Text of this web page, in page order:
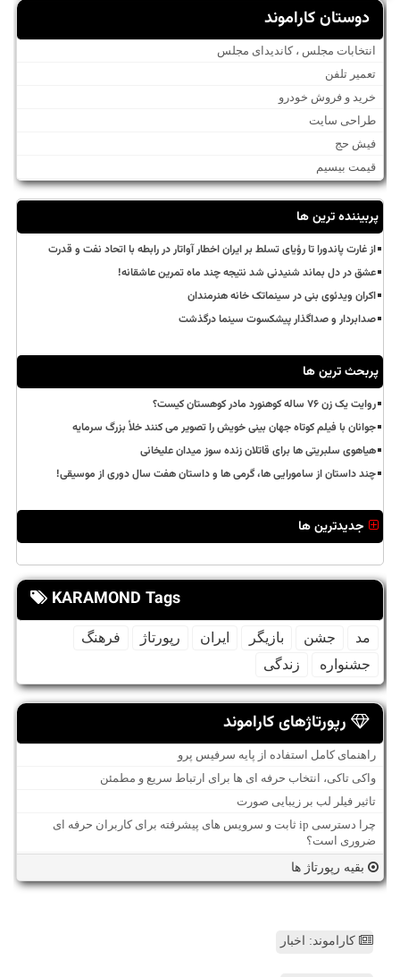
دوستان کاراموند
انتخابات مجلس ، کاندیدای مجلس
تعمیر تلفن
خرید و فروش خودرو
طراحی سایت
فیش حج
قیمت بیسیم
پربیننده ترین ها
از غارت پاندورا تا رؤیای تسلط بر ایران اخطار آواتار در رابطه با اتحاد نفت و قدرت
عشق در دل بماند شنیدنی شد نتیجه چند ماه تمرین عاشقانه!
اکران ویدئوی بنی در سینماتک خانه هنرمندان
صدابردار و صداگذار پیشکسوت سینما درگذشت
پربحث ترین ها
روایت یک زن ۷۶ ساله کوهنورد مادر کوهستان کیست؟
جوانان با فیلم کوتاه جهان بینی خویش را تصویر می کنند خلأ بزرگ سرمایه
هیاهوی سلبریتی ها برای قاتلان زنده سوز میدان علیخانی
چند داستان از سامورایی ها، گرمی ها و داستان هفت سال دوری از موسیقی!
جدیدترین ها
KARAMOND Tags
مد جشن بازیگر ایران رپورتاژ
فرهنگ
جشنواره
زندگی
رپورتاژهای کاراموند
راهنمای کامل استفاده از پایه سرفیس پرو
واکی تاکی، انتخاب حرفه ای ها برای ارتباط سریع و مطمئن
تاثیر فیلر لب بر زیبایی صورت
چرا دسترسی ip ثابت و سرویس های پیشرفته برای کاربران حرفه ای
ضروری است؟
بقیه رپورتاژ ها
کاراموند: اخبار